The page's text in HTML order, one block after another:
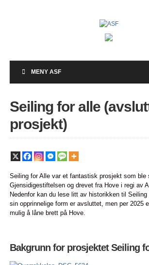
MENY ASF
Seiling for alle
prosjekt)
Seiling for Alle var et fantastisk prosjekt som ble
Gjensidigestiftelsen og drevet fra Hove i regi av
Nedenfor kan du lese litt av historikken til
sin opprinnelige form er avsluttet, men per 2025
mulig å låne brett på Hove.
Bakgrunn for prosjektet Seiling